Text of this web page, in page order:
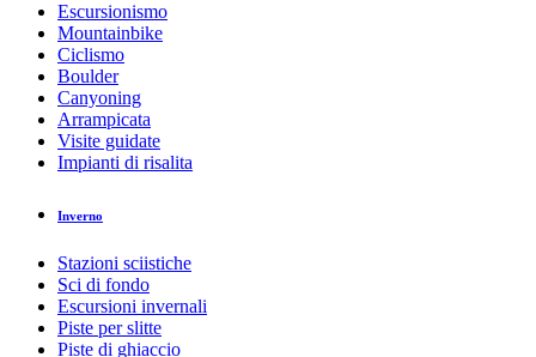
Escursionismo
Mountainbike
Ciclismo
Boulder
Canyoning
Arrampicata
Visite guidate
Impianti di risalita
Inverno
Stazioni sciistiche
Sci di fondo
Escursioni invernali
Piste per slitte
Piste di ghiaccio